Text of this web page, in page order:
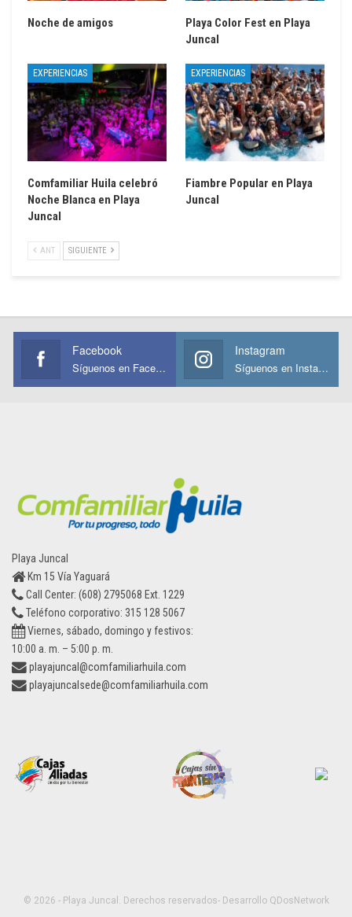
Noche de amigos
Playa Color Fest en Playa
Juncal
EXPERIENCIAS
Comfamiliar Huila celebró
Noche Blanca en Playa
Juncal
EXPERIENCIAS
Fiambre Popular en Playa
Juncal
ANT SIGUIENTE
Facebook
Síguenos en Facebook
Instagram
Síguenos en Instagram
Playa Juncal
Km 15 Vía Yaguará
Call Center: (608) 2795068 Ext. 1229
Teléfono corporativo: 315 128 5067
Viernes, sábado, domingo y festivos:
10:00 a. m. – 5:00 p. m.
playajuncal@comfamiliarhuila.com
playajuncalsede@comfamiliarhuila.com
© 2026 - Playa Juncal. Derechos reservados- Desarrollo QDosNetwork